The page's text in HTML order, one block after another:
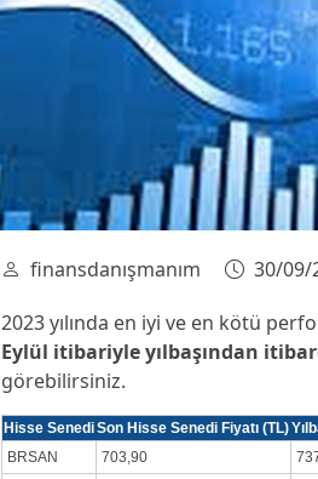
finansdanışmanım
30/09/
2023 yılında en iyi ve en kötü
Eylül itibariyle yılbaşından
görebilirsiniz.
Hisse SenediSon Hisse Senedi Fiyatı (TL)
BRSAN
703,90